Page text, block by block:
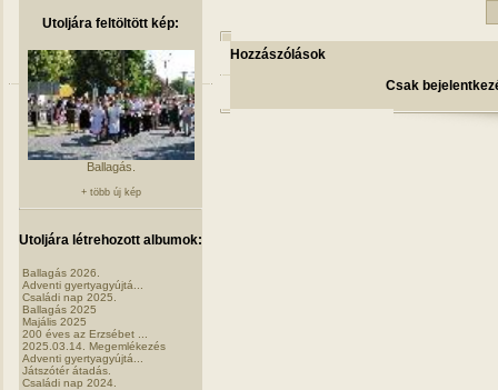
Utoljára feltöltött kép:
Ballagás.
+ több új kép
Utoljára létrehozott albumok:
Ballagás 2026.
Adventi gyertyagyújtá...
Családi nap 2025.
Ballagás 2025
Majális 2025
200 éves az Erzsébet ...
2025.03.14. Megemlékezés
Adventi gyertyagyújtá...
Játszótér átadás.
Családi nap 2024.
Hozzászólások
Csak